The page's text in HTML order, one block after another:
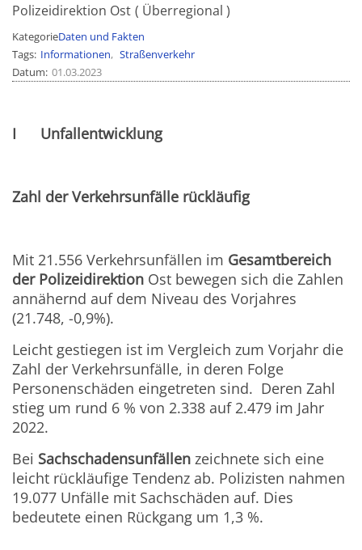
Polizeidirektion Ost Überregional
KategorieDaten und Fakten
Tags Informationen
Straßenverkehr
Datum 01.03.2023
I Unfallentwicklung
Zahl der Verkehrsunfälle rückläufig
Mit 21.556 Verkehrsunfällen im Gesamtbereich
der Polizeidirektion Ost bewegen sich die Zahlen
annähernd auf dem Niveau des Vorjahres
(21.748, -0,9%).
Leicht gestiegen ist im Vergleich zum Vorjahr die
Zahl der Verkehrsunfälle, in deren Folge
Personenschäden eingetreten sind. Deren Zahl
stieg um rund 6 % von 2.338 auf 2.479 im Jahr
2022.
Bei Sachschadensunfällen zeichnete sich eine
leicht rückläufige Tendenz ab. Polizisten nahmen
19.077 Unfälle mit Sachschäden auf. Dies
bedeutete einen Rückgang um 1,3 %.